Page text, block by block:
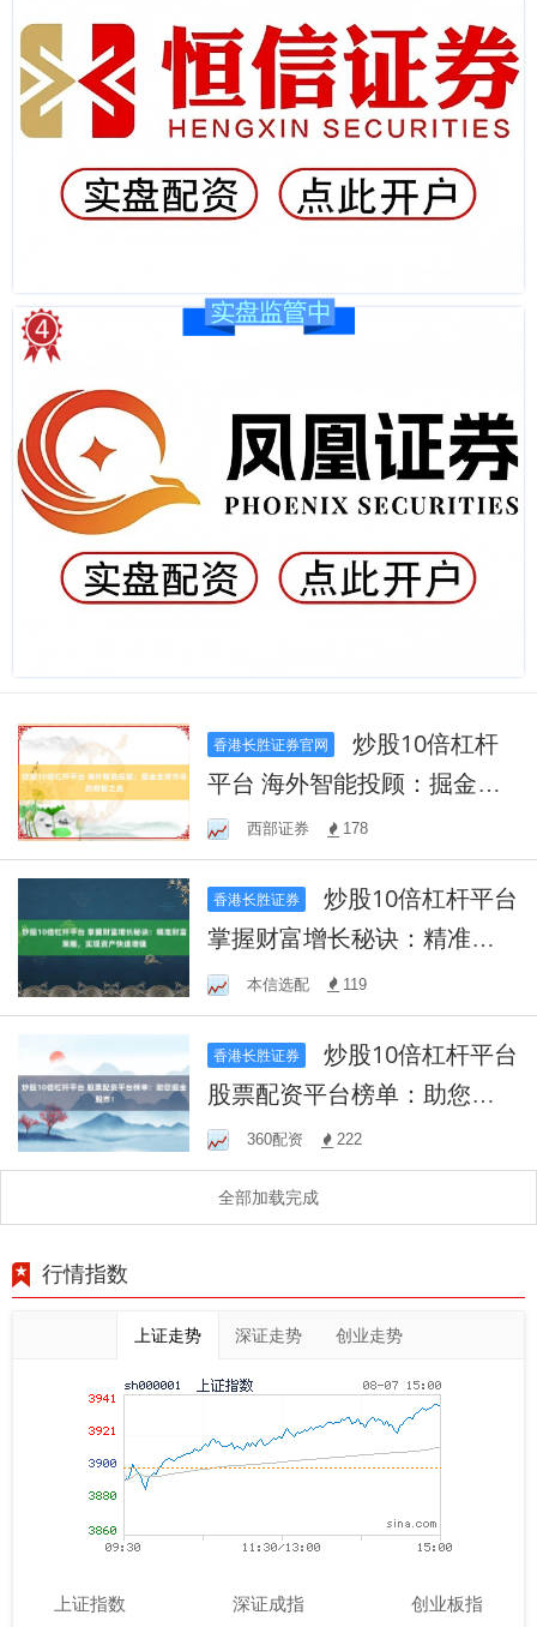
香港长胜证券官网
炒股10倍杠杆
平台 海外智能投顾：掘金全
球市场的明智之选
西部证券 178
香港长胜证券
炒股10倍杠杆平台
掌握财富增长秘诀：精准财
富策略，实现资产快速增值
本信选配 119
香港长胜证券
炒股10倍杠杆平台
股票配资平台榜单：助您掘
金股市！
360配资 222
全部加载完成
行情指数
上证走势 深证走势 创业走势
上证指数 深证成指 创业板指